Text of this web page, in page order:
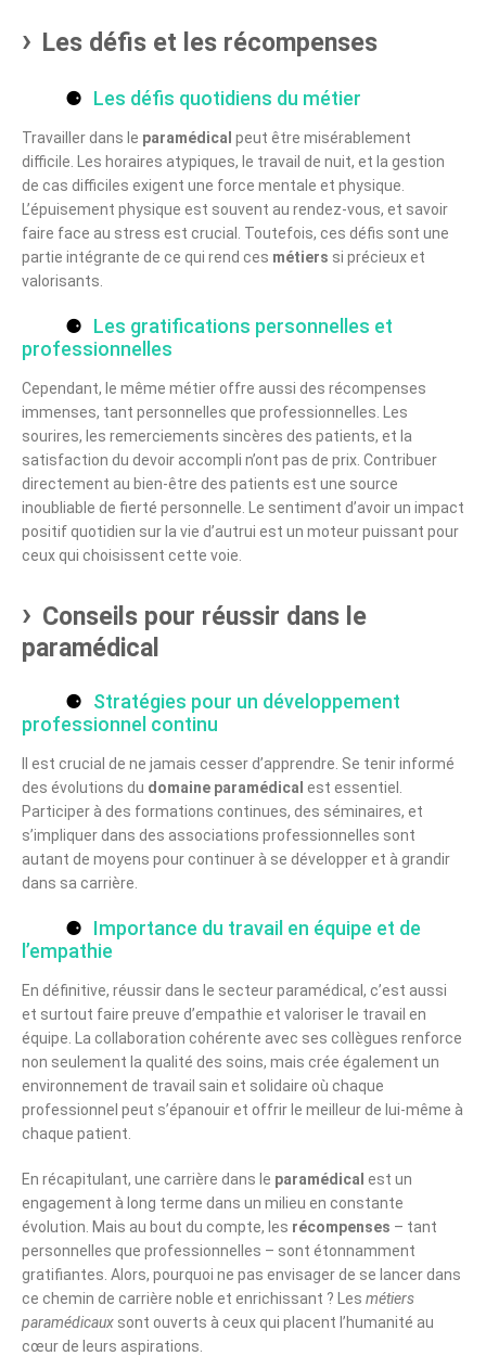
Les défis et les récompenses
Les défis quotidiens du métier
Travailler dans le paramédical peut être misérablement
difficile. Les horaires atypiques, le travail de nuit, et la gestion
de cas difficiles exigent une force mentale et physique.
L’épuisement physique est souvent au rendez-vous, et savoir
faire face au stress est crucial. Toutefois, ces défis sont une
partie intégrante de ce qui rend ces métiers si précieux et
valorisants.
Les gratifications personnelles et
professionnelles
Cependant, le même métier offre aussi des récompenses
immenses, tant personnelles que professionnelles. Les
sourires, les remerciements sincères des patients, et la
satisfaction du devoir accompli n’ont pas de prix. Contribuer
directement au bien-être des patients est une source
inoubliable de fierté personnelle. Le sentiment d’avoir un impact
positif quotidien sur la vie d’autrui est un moteur puissant pour
ceux qui choisissent cette voie.
Conseils pour réussir dans le
paramédical
Stratégies pour un développement
professionnel continu
Il est crucial de ne jamais cesser d’apprendre. Se tenir informé
des évolutions du domaine paramédical est essentiel.
Participer à des formations continues, des séminaires, et
s’impliquer dans des associations professionnelles sont
autant de moyens pour continuer à se développer et à grandir
dans sa carrière.
Importance du travail en équipe et de
l’empathie
En définitive, réussir dans le secteur paramédical, c’est aussi
et surtout faire preuve d’empathie et valoriser le travail en
équipe. La collaboration cohérente avec ses collègues renforce
non seulement la qualité des soins, mais crée également un
environnement de travail sain et solidaire où chaque
professionnel peut s’épanouir et offrir le meilleur de lui-même à
chaque patient.
En récapitulant, une carrière dans le paramédical est un
engagement à long terme dans un milieu en constante
évolution. Mais au bout du compte, les récompenses – tant
personnelles que professionnelles – sont étonnamment
gratifiantes. Alors, pourquoi ne pas envisager de se lancer dans
ce chemin de carrière noble et enrichissant ? Les métiers
paramédicaux sont ouverts à ceux qui placent l’humanité au
cœur de leurs aspirations.